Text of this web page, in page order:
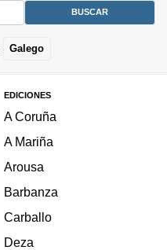
Galego
EDICIONES
A Coruña
A Mariña
Arousa
Barbanza
Carballo
Deza